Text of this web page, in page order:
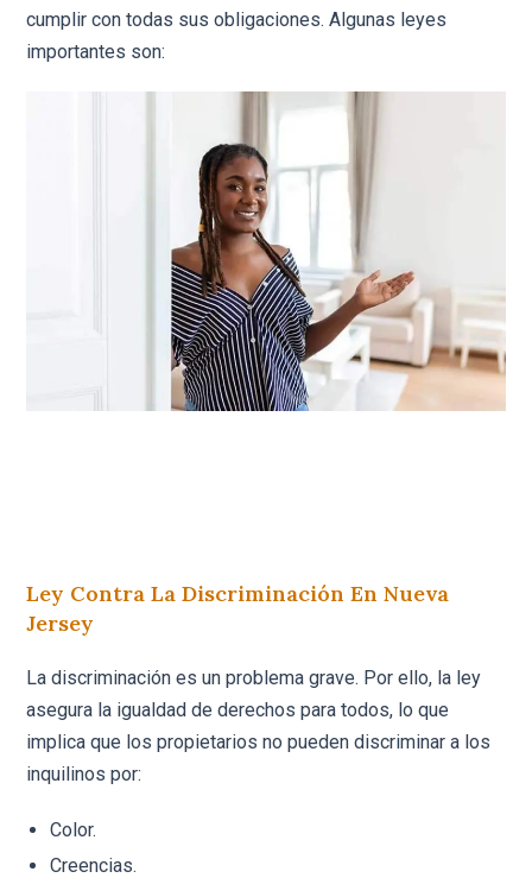
cumplir con todas sus obligaciones. Algunas leyes
importantes son:
Ley Contra La Discriminación En Nueva
Jersey
La discriminación es un problema grave. Por ello, la ley
asegura la igualdad de derechos para todos, lo que
implica que los propietarios no pueden discriminar a los
inquilinos por:
Color.
Creencias.